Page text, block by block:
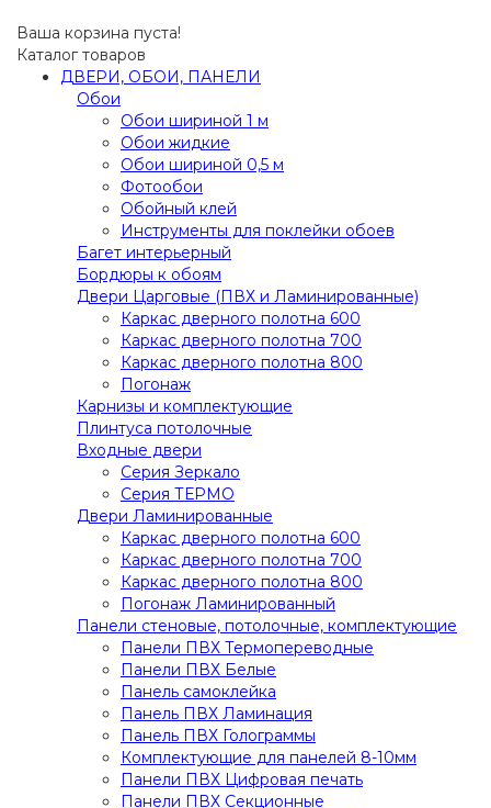
Ваша корзина пуста!
Каталог товаров
ДВЕРИ, ОБОИ, ПАНЕЛИ
Обои
Обои шириной 1 м
Обои жидкие
Обои шириной 0,5 м
Фотообои
Обойный клей
Инструменты для поклейки обоев
Багет интерьерный
Бордюры к обоям
Двери Царговые (ПВХ и Ламинированные)
Каркас дверного полотна 600
Каркас дверного полотна 700
Каркас дверного полотна 800
Погонаж
Карнизы и комплектующие
Плинтуса потолочные
Входные двери
Серия Зеркало
Серия ТЕРМО
Двери Ламинированные
Каркас дверного полотна 600
Каркас дверного полотна 700
Каркас дверного полотна 800
Погонаж Ламинированный
Панели стеновые, потолочные, комплектующие
Панели ПВХ Термопереводные
Панели ПВХ Белые
Панель самоклейка
Панель ПВХ Ламинация
Панель ПВХ Голограммы
Комплектующие для панелей 8-10мм
Панели ПВХ Цифровая печать
Панели ПВХ Секционные